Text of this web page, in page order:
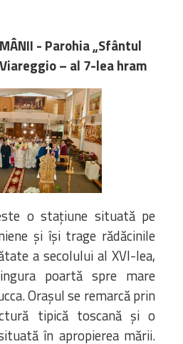
Italia
stampa
Statuti e le leggi
pastorali
multimediali
Ortodosse
vita
della
Parola del Vescovo
Lunii
- Parohia „Sfântul
– al 7-lea hram
o stațiune situată pe
și își trage rădăcinile
a secolului al XVI-lea,
poartă spre mare
Orașul se remarcă prin
tipică toscană și o
în apropierea mării.